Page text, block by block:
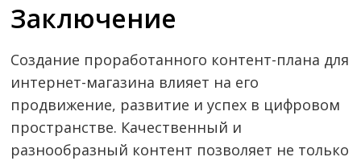
Заключение
Создание проработанного контент-плана для
интернет-магазина влияет на его
продвижение, развитие и успех в цифровом
пространстве. Качественный и
разнообразный контент позволяет не только